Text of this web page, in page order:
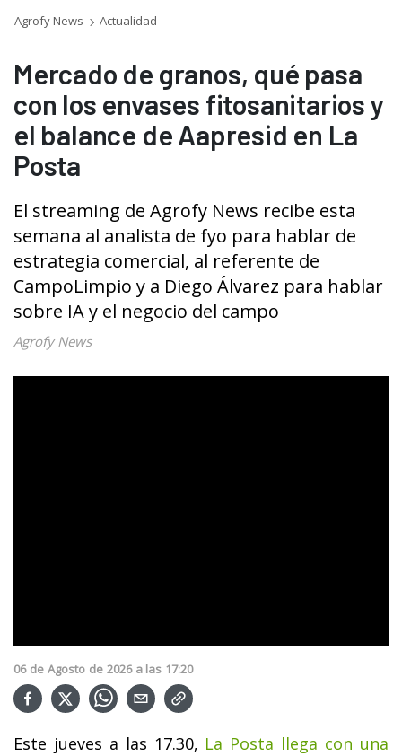
Agrofy News Actualidad
Mercado de granos, qué pasa
con los envases fitosanitarios y
el balance de Aapresid en La
Posta
El streaming de Agrofy News recibe esta
semana al analista de fyo para hablar de
estrategia comercial, al referente de
CampoLimpio y a Diego Álvarez para hablar
sobre IA y el negocio del campo
Agrofy News
06 de Agosto de 2026 a las 17:20
Este jueves a las 17.30, La Posta llega con una